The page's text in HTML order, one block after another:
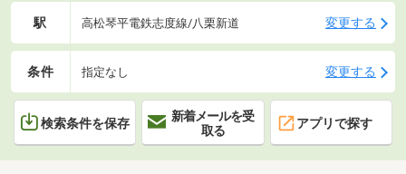
駅 高松琴平電鉄志度線/八栗新道 変更する
条件 指定なし 変更する
検索条件を保存
新着メールを受
取る
アプリで探す